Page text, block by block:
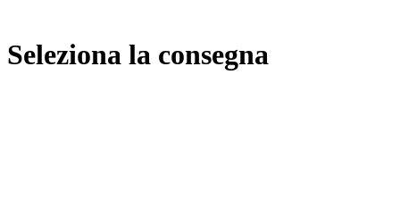
Seleziona la consegna